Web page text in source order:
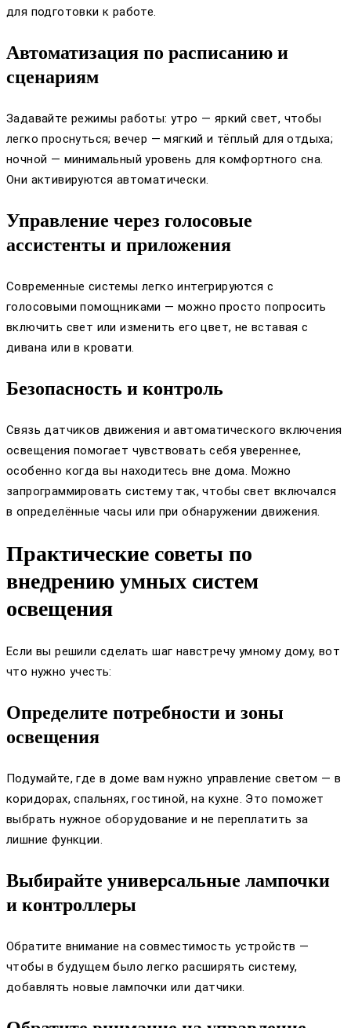
для подготовки к работе.
Автоматизация по расписанию и
сценариям
Задавайте режимы работы: утро — яркий свет, чтобы
легко проснуться; вечер — мягкий и тёплый для отдыха;
ночной — минимальный уровень для комфортного сна.
Они активируются автоматически.
Управление через голосовые
ассистенты и приложения
Современные системы легко интегрируются с
голосовыми помощниками — можно просто попросить
включить свет или изменить его цвет, не вставая с
дивана или в кровати.
Безопасность и контроль
Связь датчиков движения и автоматического включения
освещения помогает чувствовать себя увереннее,
особенно когда вы находитесь вне дома. Можно
запрограммировать систему так, чтобы свет включался
в определённые часы или при обнаружении движения.
Практические советы по
внедрению умных систем
освещения
Если вы решили сделать шаг навстречу умному дому, вот
что нужно учесть:
Определите потребности и зоны
освещения
Подумайте, где в доме вам нужно управление светом — в
коридорах, спальнях, гостиной, на кухне. Это поможет
выбрать нужное оборудование и не переплатить за
лишние функции.
Выбирайте универсальные лампочки
и контроллеры
Обратите внимание на совместимость устройств —
чтобы в будущем было легко расширять систему,
добавлять новые лампочки или датчики.